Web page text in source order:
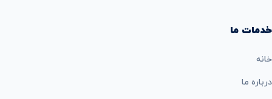
خدمات ما
خانه
درباره ما